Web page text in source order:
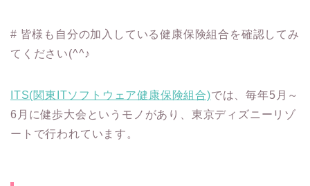
# 皆様も自分の加入している健康保険組合を確認してみ
てください(^^♪
ITS(関東ITソフトウェア健康保険組合)では、毎年5月～
6月に健歩大会というモノがあり、東京ディズニーリゾ
ートで行われています。